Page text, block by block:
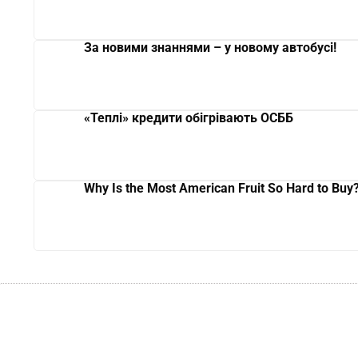
За новими знаннями – у новому автобусі!
«Теплі» кредити обігрівають ОСББ
Why Is the Most American Fruit So Hard to